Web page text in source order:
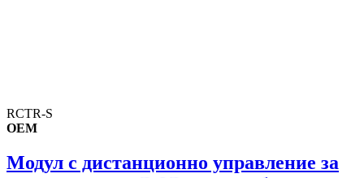
RCTR-S
OEM
Модул с дистанционно управление за